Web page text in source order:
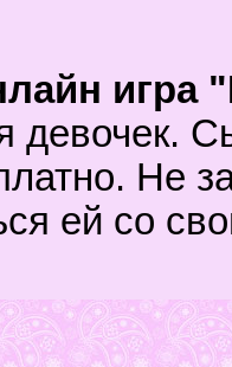
девочек.
Не
ей со